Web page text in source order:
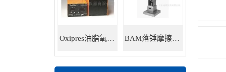
Oxipres油脂氧化稳定性仪 BAM落锤摩擦感度仪